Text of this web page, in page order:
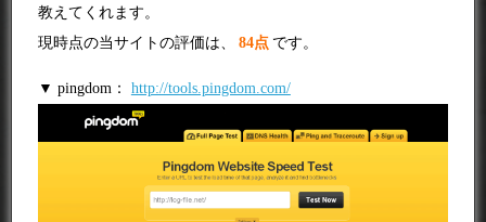
教えてくれます。
現時点の当サイトの評価は、
84点 です。
▼ pingdom： http://tools.pingdom.com/